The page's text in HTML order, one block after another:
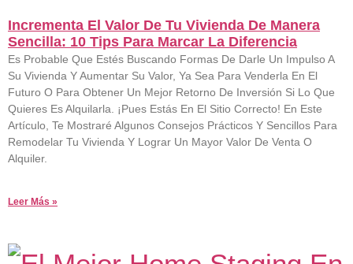
Incrementa El Valor De Tu Vivienda De Manera
Sencilla: 10 Tips Para Marcar La Diferencia
Es Probable Que Estés Buscando Formas De Darle Un Impulso A
Su Vivienda Y Aumentar Su Valor, Ya Sea Para Venderla En El
Futuro O Para Obtener Un Mejor Retorno De Inversión Si Lo Que
Quieres Es Alquilarla. ¡Pues Estás En El Sitio Correcto! En Este
Artículo, Te Mostraré Algunos Consejos Prácticos Y Sencillos Para
Remodelar Tu Vivienda Y Lograr Un Mayor Valor De Venta O
Alquiler.
Leer Más »